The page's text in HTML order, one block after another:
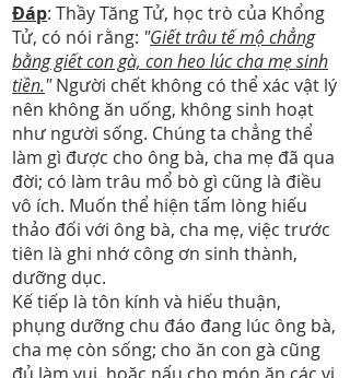
Đáp: Thầy Tăng Tử, học trò của Khổng
Tử, có nói rằng: "Giết trâu tế mộ chẳng
bằng giết con gà, con heo lúc cha mẹ sinh
tiền."Người chết không có thể xác vật lý
nên không ăn uống, không sinh hoạt
như người sống. Chúng ta chẳng thể
làm gì được cho ông bà, cha mẹ đã qua
đời; có làm trâu mổ bò gì cũng là điều
vô ích. Muốn thể hiện tấm lòng hiếu
thảo đối với ông bà, cha mẹ, việc trước
tiên là ghi nhớ công ơn sinh thành,
dưỡng dục.
Kế tiếp là tôn kính và hiếu thuận,
phụng dưỡng chu đáo đang lúc ông bà,
cha mẹ còn sống; cho ăn con gà cũng